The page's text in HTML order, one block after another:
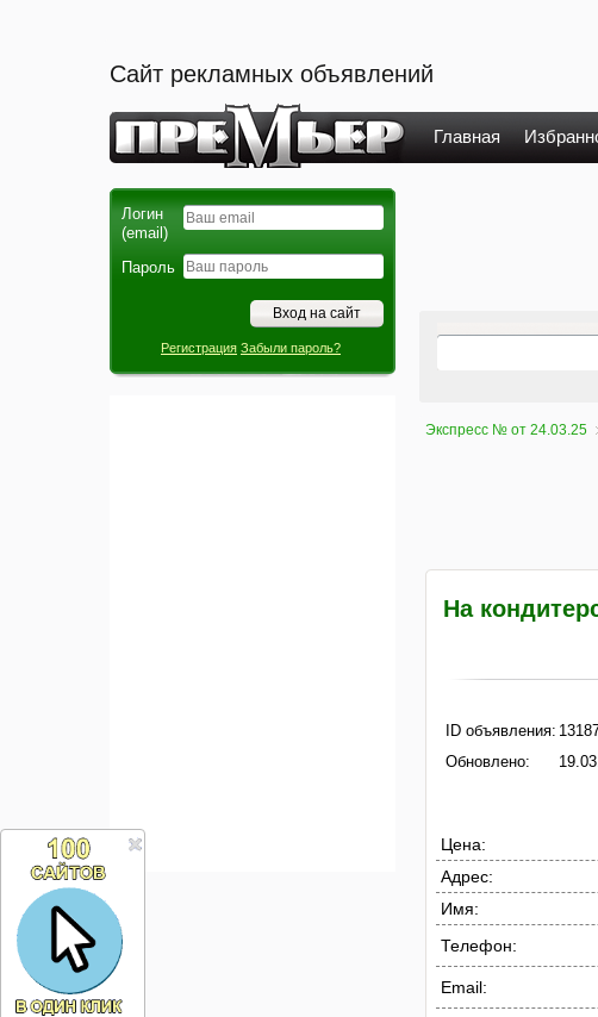
Сайт рекламных объявлений
Главная
Логин
(email)
Пароль
Регистрация Забыли пароль?
Экспресс № от 24.03.25
На
ID объявления:
Обновлено:
Цена:
Адрес:
Имя:
Телефон:
Email: